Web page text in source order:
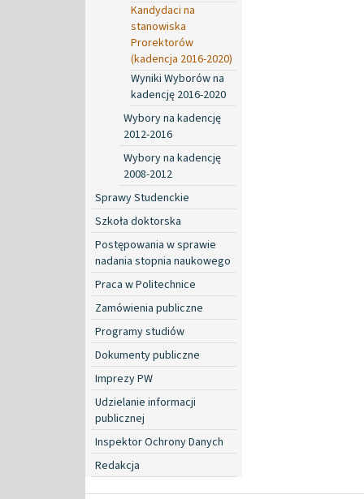
Kandydaci na
stanowiska
Prorektorów
(kadencja 2016-2020)
Wyniki Wyborów na
kadencję 2016-2020
Wybory na kadencję
2012-2016
Wybory na kadencję
2008-2012
Sprawy Studenckie
Szkoła doktorska
Postępowania w sprawie
nadania stopnia naukowego
Praca w Politechnice
Zamówienia publiczne
Programy studiów
Dokumenty publiczne
Imprezy PW
Udzielanie informacji
publicznej
Inspektor Ochrony Danych
Redakcja